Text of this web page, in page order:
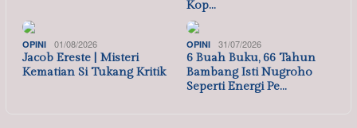
Kop…
OPINI 01/08/2026
Jacob Ereste | Misteri
Kematian Si Tukang Kritik
OPINI 31/07/2026
6 Buah Buku, 66 Tahun
Bambang Isti Nugroho
Seperti Energi Pe…